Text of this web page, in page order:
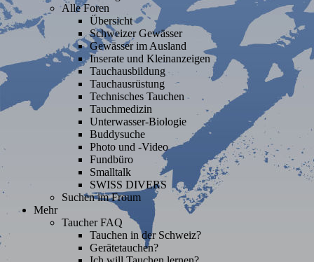
Alle Foren
Übersicht
Schweizer Gewässer
Gewässer im Ausland
Inserate und Kleinanzeigen
Tauchausbildung
Tauchausrüstung
Technisches Tauchen
Tauchmedizin
Unterwasser-Biologie
Buddysuche
Photo und -Video
Fundbüro
Smalltalk
SWISS DIVERS
Suchen im Froum
Mehr
Taucher FAQ
Tauchen in der Schweiz?
Gerätetauchen?